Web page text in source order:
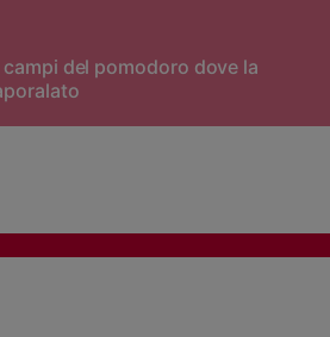
del pomodoro dove la